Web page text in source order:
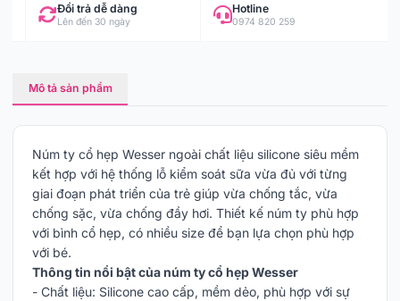
Đổi trả dễ dàng
Lên đến 30 ngày
Hotline
0974 820 259
Mô tả sản phẩm
Núm ty cổ hẹp Wesser ngoài chất liệu silicone siêu mềm
kết hợp với hệ thống lỗ kiểm soát sữa vừa đủ với từng
giai đoạn phát triển của trẻ giúp vừa chống tắc, vừa
chống sặc, vừa chống đầy hơi. Thiết kế núm ty phù hợp
với bình cổ hẹp, có nhiều size để bạn lựa chọn phù hợp
với bé.
Thông tin nổi bật của núm ty cổ hẹp Wesser
- Chất liệu: Silicone cao cấp, mềm dẻo, phù hợp với sự